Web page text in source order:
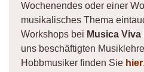
Wochenendes oder einer
musikalisches Thema
Workshops bei Musica
uns beschäftigten
Hobbmusiker finden Sie hier.